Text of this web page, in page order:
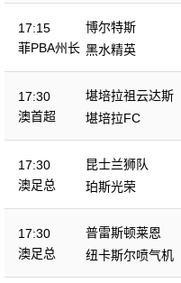
17:15
菲PBA州长
博尔特斯
黑水精英
17:30
澳首超
堪培拉祖云达斯
堪培拉FC
17:30
澳足总
昆士兰狮队
珀斯光荣
17:30
澳足总
普雷斯顿莱恩
纽卡斯尔喷气机